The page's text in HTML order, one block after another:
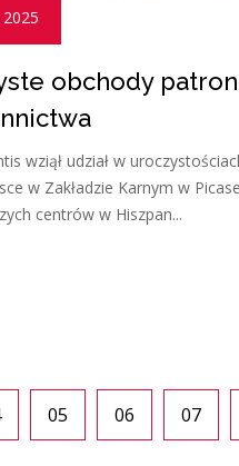
obchody
wziął udział w
w Zakładzie Karnym w
centrów w Hiszpan...
05 06 07